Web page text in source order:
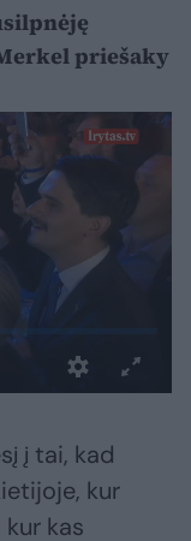
priešaky
į tai, kad
kur
kas